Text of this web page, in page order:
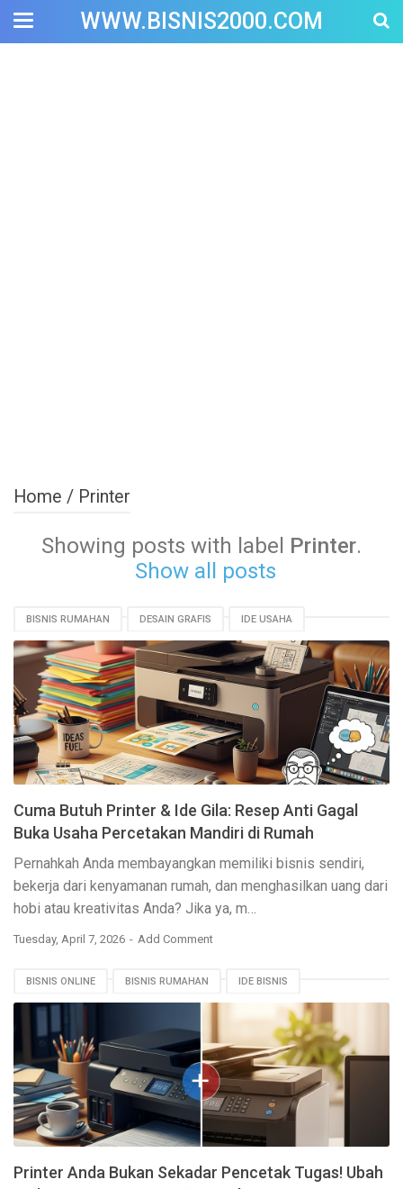
WWW.BISNIS2000.COM
Home / Printer
Showing posts with label Printer.
Show all posts
BISNIS RUMAHAN DESAIN GRAFIS IDE USAHA
MODAL KECIL PRINTER UMKM USAHA PERCETAKAN
Cuma Butuh Printer & Ide Gila: Resep Anti Gagal
Buka Usaha Percetakan Mandiri di Rumah
Pernahkah Anda membayangkan memiliki bisnis sendiri,
bekerja dari kenyamanan rumah, dan menghasilkan uang dari
hobi atau kreativitas Anda? Jika ya, m…
Tuesday, April 7, 2026 Add Comment
BISNIS ONLINE BISNIS RUMAHAN IDE BISNIS
PELUANG USAHA PRINTER
TUTORIAL GRATIS
Printer Anda Bukan Sekadar Pencetak Tugas! Ubah